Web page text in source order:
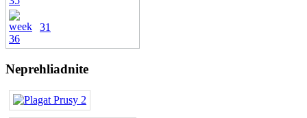
31
Neprehliadnite